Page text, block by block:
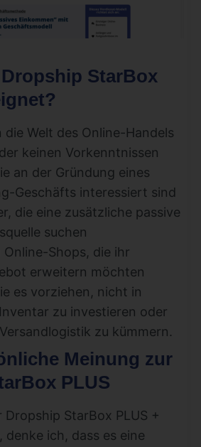
StarBox
die Welt des Online-Handels
keinen Vorkenntnissen
an der Gründung eines
Geschäfts interessiert sind
die eine zusätzliche passive
suchen
Online-Shops, die ihr
erweitern möchten
es vorziehen, nicht in
zu investieren oder
zu kümmern.
Meinung zur
PLUS
StarBox PLUS +
denke ich, dass es eine